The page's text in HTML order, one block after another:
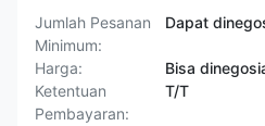
Jumlah Pesanan
Minimum:
Dapat
Harga:
Bisa
Ketentuan
Pembayaran:
T/T